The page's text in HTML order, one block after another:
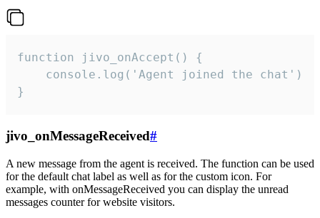
function jivo_onAccept() {
}
jivo_onMessageReceived#
A new message from the agent is received. The function can be used
for the default chat label as well as for the custom icon. For
example, with onMessageReceived you can display the unread
messages counter for website visitors.